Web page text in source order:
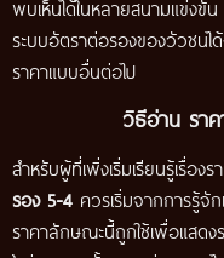
พบเห็นได้ในหลายสนามแข่งขัน
ระบบอัตราต่อรองของวัวชน
ราคาแบบอื่นต่อไป
วิธีอ่าน รา
สำหรับผู้ที่เพิ่งเริ่มเรียนรู้เรื่อง
รอง 5-4 ควรเริ่มจากการรู้
ราคาลักษณะนี้ถูกใช้เพื่อแสดง